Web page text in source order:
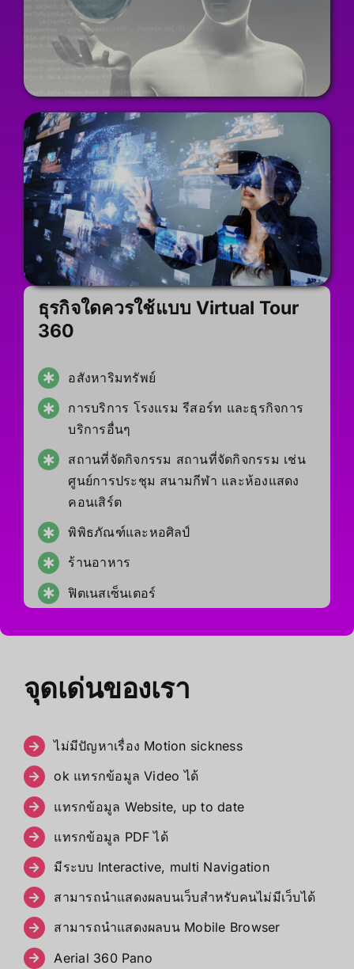
ธุรกิจใดควรใช้แบบ Virtual Tour
360
อสังหาริมทรัพย์
การบริการ โรงแรม รีสอร์ท และธุรกิจการ
บริการอื่นๆ
สถานที่จัดกิจกรรม สถานที่จัดกิจกรรม เช่น
ศูนย์การประชุม สนามกีฬา และห้องแสดง
คอนเสิร์ต
พิพิธภัณฑ์และหอศิลป์
ร้านอาหาร
ฟิตเนสเซ็นเตอร์
จุดเด่นของเรา
ไม่มีปัญหาเรื่อง Motion sickness
ok แทรกข้อมูล Video ได้
แทรกข้อมูล Website, up to date
แทรกข้อมูล PDF ได้
มีระบบ Interactive, multi Navigation
สามารถนำแสดงผลบนเว็บสำหรับคนไม่มีเว็บได้
สามารถนำแสดงผลบน Mobile Browser
Aerial 360 Pano